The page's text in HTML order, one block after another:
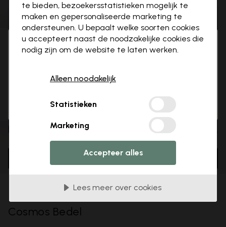
Hi there!
Please go to our local store for ordering.
OK
Geen accessoires
Kies afmetingen:
50x50 cm
Prijs: ...
In winkelwagen
Toevoegen aan favorieten
Cosmos Bedel
te bieden, bezoekersstatistieken mogelijk te
maken en gepersonaliseerde marketing te
ondersteunen. U bepaalt welke soorten cookies
u accepteert naast de noodzakelijke cookies die
nodig zijn om de website te laten werken.
Alleen noodakelijk
Statistieken
Marketing
Accepteer alles
Lees meer over cookies